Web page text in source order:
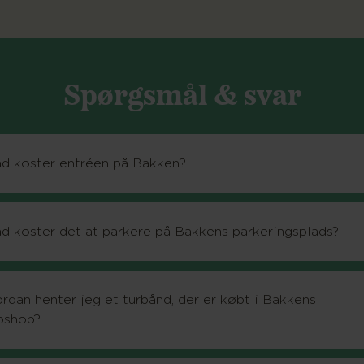
Spørgsmål & svar
koster entréen på Bakken?
koster det at parkere på Bakkens parkeringsplads?
henter jeg et turbånd, der er købt i Bakkens